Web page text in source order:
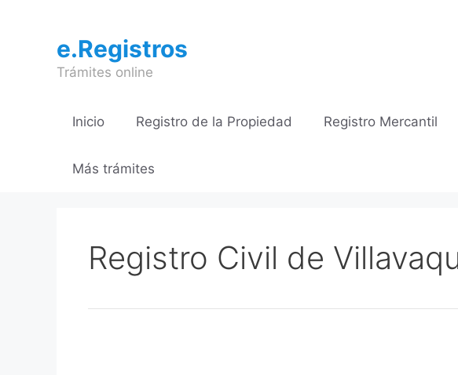
contenidoe.Registros
Trámites online
Inicio Registro de la Propiedad Registro Mercantil
Más trámites
Registro Civil de